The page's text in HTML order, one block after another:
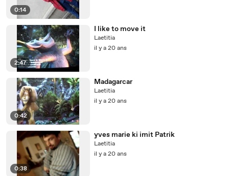
0:14
2:47
I like to move it
Laetitia
il y a 20 ans
0:42
Madagarcar
Laetitia
il y a 20 ans
0:38
yves marie ki imit Patrik
Laetitia
il y a 20 ans